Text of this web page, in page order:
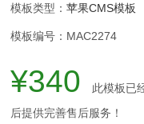
模板类型：苹果CMS模板
模板编号：MAC2274
¥340
此模板已
后提供完善售后服务！